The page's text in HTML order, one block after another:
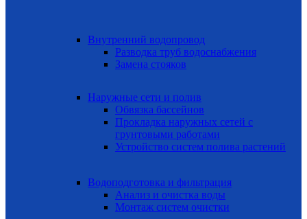
Внутренний водопровод
Разводка труб водоснабжения
Замена стояков
Наружные сети и полив
Обвязка бассейнов
Прокладка наружных сетей с
грунтовыми работами
Устройство систем полива растений
Водоподготовка и фильтрация
Анализ и очистка воды
Монтаж систем очистки